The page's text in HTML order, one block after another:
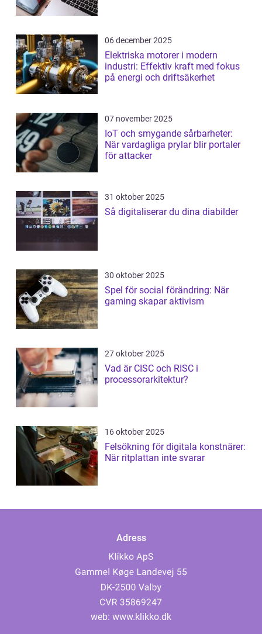
06 december 2025
Elektriska motorer i modern
industri: Effektiv kraft med fokus
på energi och driftsäkerhet
07 november 2025
IoT och smygande sårbarheter:
När vardagliga prylar blir portaler
för attacker
31 oktober 2025
Så digitaliserar du dina diabilder
30 oktober 2025
Spel för social förändring: När
gaming skapar aktivism
27 oktober 2025
Vad är CISC och RISC i
processorarkitektur?
16 oktober 2025
Felsökning för digitala konstnärer:
När ritplattan inte svarar
Adress
web: www.klikko.dk